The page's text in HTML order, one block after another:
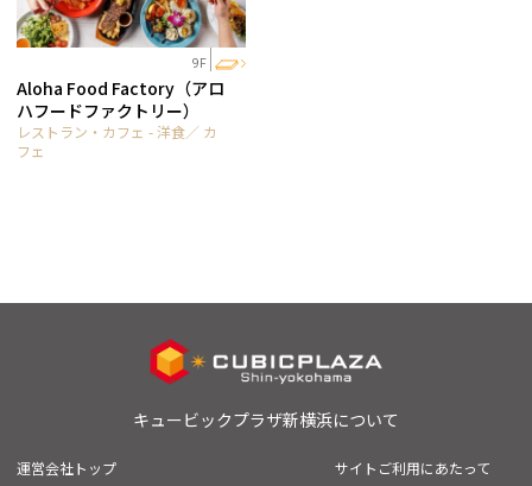
9F
Aloha Food Factory（アロ
ハフードファクトリー）
レストラン・カフェ - 洋食／ カ
フェ
キュービックプラザ新横浜について
運営会社トップ サイトご利用にあたって